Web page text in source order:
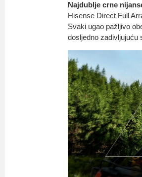
Najdublje crne
Hisense Direct Full
Svaki ugao pažljivo
dosljedno zadivljujuću